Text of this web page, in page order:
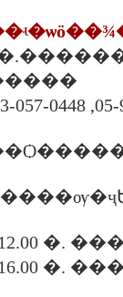
0448 ,05-
12.00 �.
16.00 �.